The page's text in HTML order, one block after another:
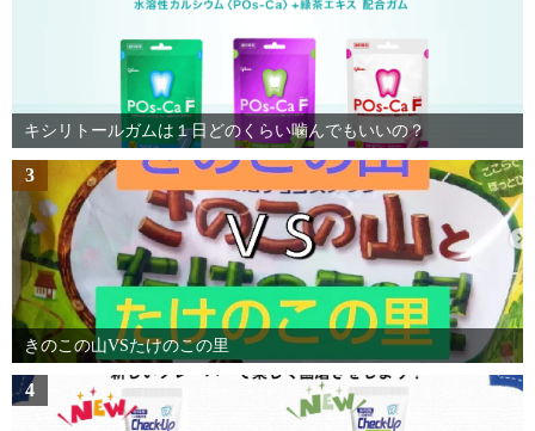
キシリトールガムは１日どのくらい噛んでもいいの？
3
きのこの山VSたけのこの里
4